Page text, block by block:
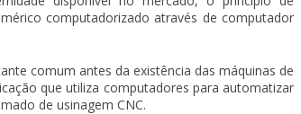
computadorizado através de computador
comum antes da existência das máquinas de
que utiliza computadores para automatizar
de usinagem CNC.